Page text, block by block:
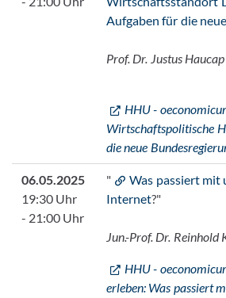
Aufgaben für die
Prof. Dr. Justus Haucap
HHU -
Wirtschaftspolitische
die neue
06.05.2025
19:30 Uhr
- 21:00 Uhr
"
Was passiert mit
Internet?"
Jun.-Prof. Dr. Reinhold
HHU -
erleben: Was passiert